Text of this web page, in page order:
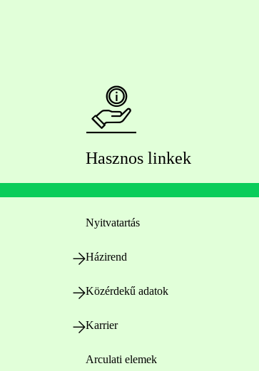
Hasznos linkek
Nyitvatartás
Házirend
Közérdekű adatok
Karrier
Arculati elemek